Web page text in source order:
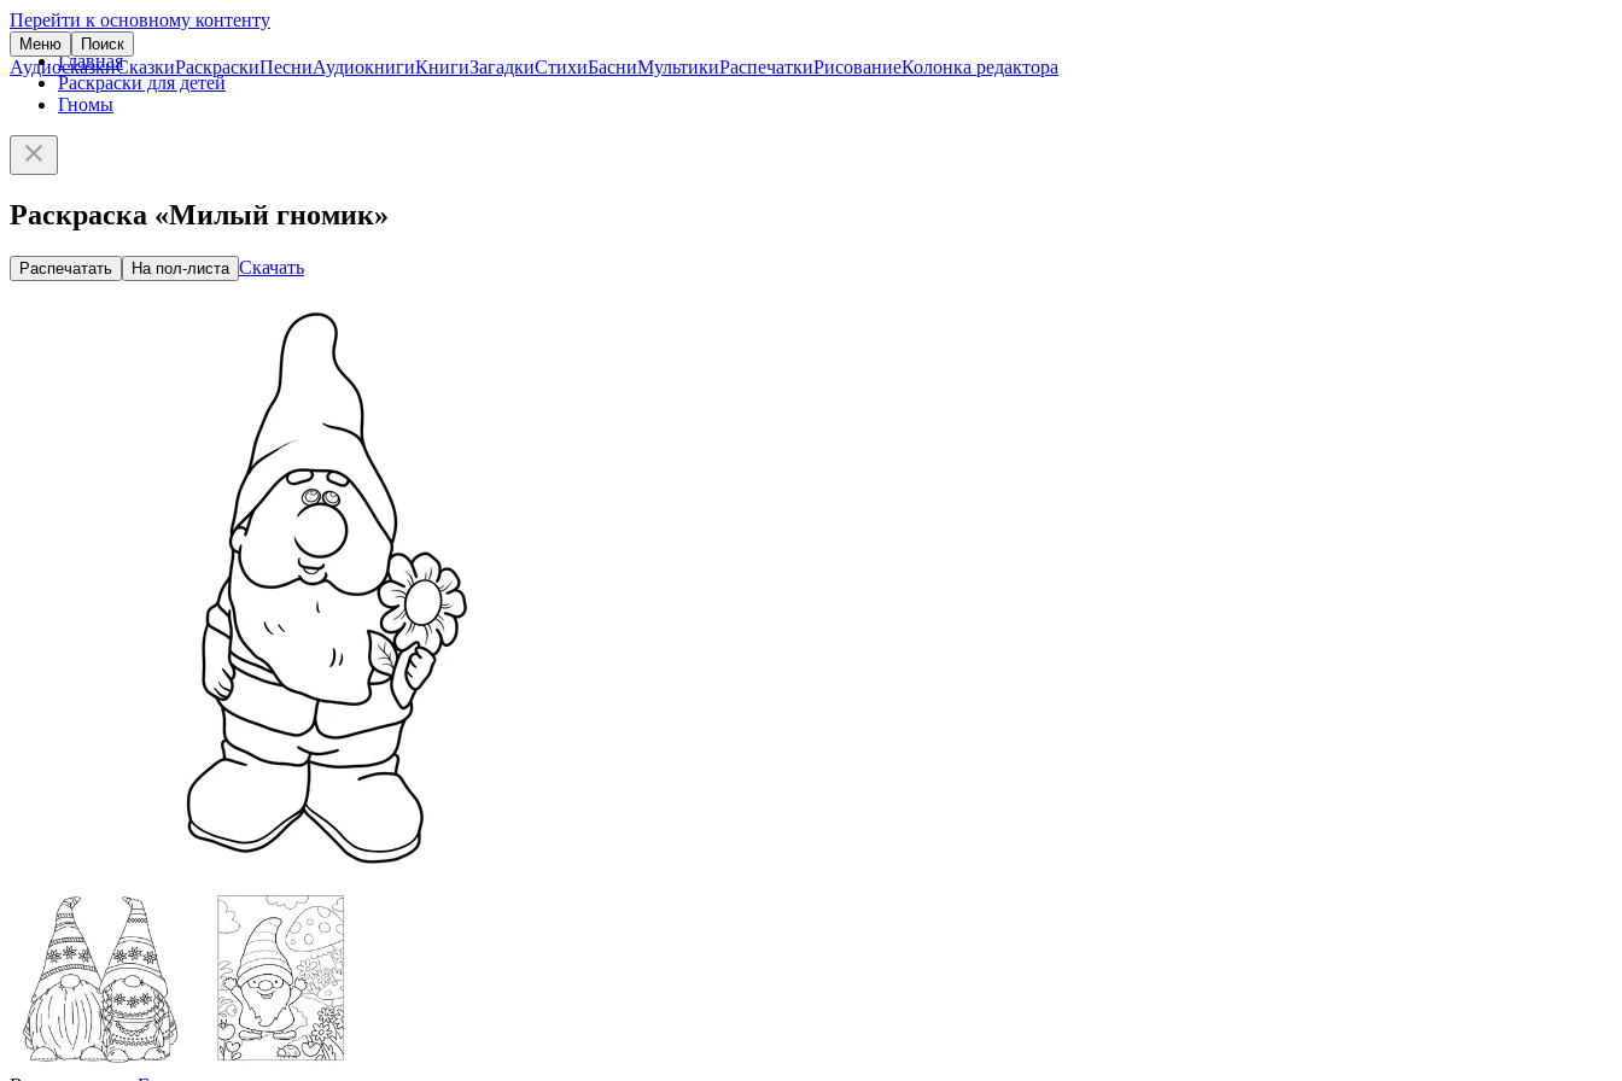
Перейти к основному контенту
Меню Поиск
АудиосказкиСказкиРаскраскиПесниАудиокнигиКнигиЗагадкиСтихиБасниМультикиРаспечаткиРисованиеКолонка редактора
Главная
Раскраски для детей
Гномы
Раскраска «Милый гномик»
Распечатать На пол-листа Скачать